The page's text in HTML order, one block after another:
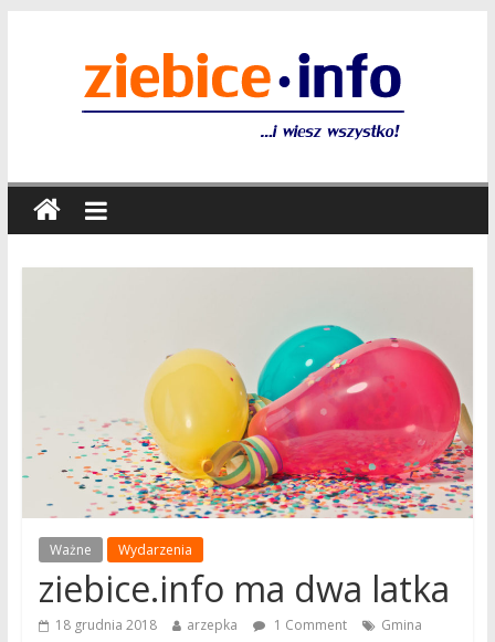
Ważne Wydarzenia
ziebice.info ma dwa latka
18 grudnia 2018 arzepka 1 Comment
Gmina